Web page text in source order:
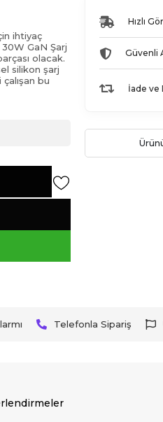
ihtiyaç
GaN Şarj
olacak.
silikon şarj
bu
Hızlı
Güvenli
İade ve
Telefonla Sipariş